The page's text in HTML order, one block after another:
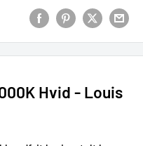
Hvid - Louis